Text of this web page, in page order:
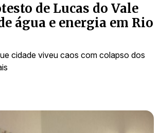
de Lucas do Vale
água e energia em Rio
cidade viveu caos com colapso dos